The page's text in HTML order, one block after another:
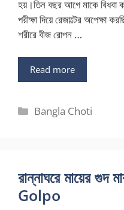
হয়।তিন বছর আগে মাকে বিধবা
পরীক্ষা দিয়ে রেজাল্টের
শরীরে বীজ রোপন …
Read more
Categories
Bangla Choti
রান্নাঘরে মায়ের
Golpo